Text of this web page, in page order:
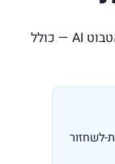
ארבעה כלי שירות-עצמי לבחינת כל ספק צ'אטבוט AI — כולל
לשחזור